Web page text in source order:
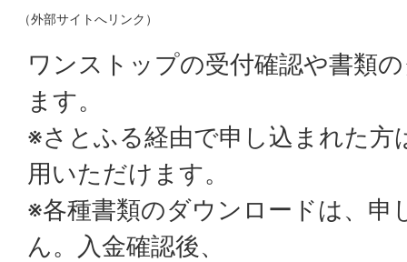
（外部サイトへリンク）
ワンストップの受付確認や書類
ます。
※さとふる経由で申し込まれた方
用いただけます。
※各種書類のダウンロードは、申
ん。入金確認後、